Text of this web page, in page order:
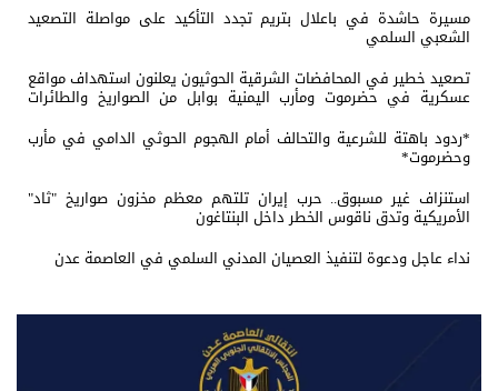
مسيرة حاشدة في باعلال بتريم تجدد التأكيد على مواصلة التصعيد
الشعبي السلمي
تصعيد خطير في المحافضات الشرقية الحوثيون يعلنون استهداف مواقع
عسكرية في حضرموت ومأرب اليمنية بوابل من الصواريخ والطائرات
*ردود باهتة للشرعية والتحالف أمام الهجوم الحوثي الدامي في مأرب
وحضرموت*
استنزاف غير مسبوق.. حرب إيران تلتهم معظم مخزون صواريخ "ثاد"
الأمريكية وتدق ناقوس الخطر داخل البنتاغون
نداء عاجل ودعوة لتنفيذ العصيان المدني السلمي في العاصمة عدن